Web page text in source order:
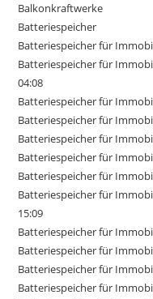
Balkonkraftwerke
Batteriespeicher
Batteriespeicher für
Batteriespeicher für
04:08
Batteriespeicher für
Batteriespeicher für
Batteriespeicher für
Batteriespeicher für
Batteriespeicher für
Batteriespeicher für
15:09
Batteriespeicher für
Batteriespeicher für
Batteriespeicher für
Batteriespeicher für